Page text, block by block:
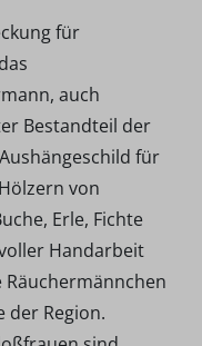
für
auch
Bestandteil der
für
von
Erle, Fichte
Handarbeit
Räuchermännchen
der Region.